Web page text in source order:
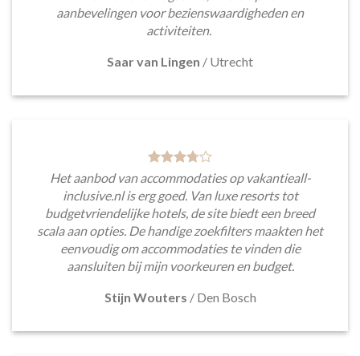
aanbevelingen voor bezienswaardigheden en
activiteiten.
Saar van Lingen / Utrecht
Het aanbod van accommodaties op vakantieall-
inclusive.nl is erg goed. Van luxe resorts tot
budgetvriendelijke hotels, de site biedt een breed
scala aan opties. De handige zoekfilters maakten het
eenvoudig om accommodaties te vinden die
aansluiten bij mijn voorkeuren en budget.
Stijn Wouters / Den Bosch